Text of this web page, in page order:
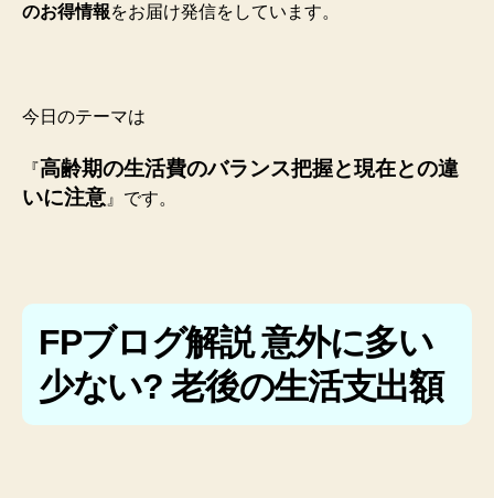
のお得情報をお届け発信をしています。
今日のテーマは
『高齢期の生活費のバランス把握と現在との違
いに注意』です。
FPブログ解説 意外に多い
少ない? 老後の生活支出額